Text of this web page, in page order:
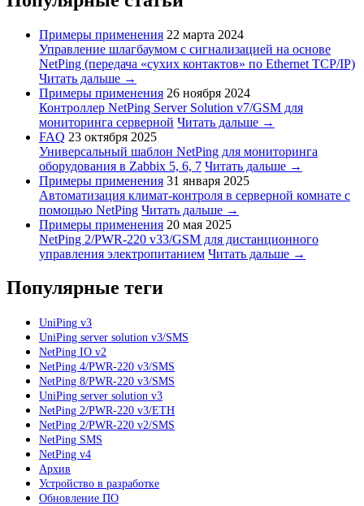
Примеры применения 22 марта 2024
Управление шлагбаумом с сигнализацией на основе
NetPing (передача «сухих контактов» по Ethernet TCP/IP)
Читать дальше →
Примеры применения 26 ноября 2024
Контроллер NetPing Server Solution v7/GSM для
мониторинга серверной Читать дальше →
FAQ 23 октября 2025
Универсальный шаблон NetPing для мониторинга
оборудования в Zabbix 5, 6, 7 Читать дальше →
Примеры применения 31 января 2025
Автоматизация климат-контроля в серверной комнате с
помощью NetPing Читать дальше →
Примеры применения 20 мая 2025
NetPing 2/PWR-220 v33/GSM для дистанционного
управления электропитанием Читать дальше →
Популярные теги
UniPing v3
UniPing server solution v3/SMS
NetPing IO v2
NetPing 4/PWR-220 v3/SMS
NetPing 8/PWR-220 v3/SMS
UniPing server solution v3
NetPing 2/PWR-220 v3/ETH
NetPing 2/PWR-220 v2/SMS
NetPing SMS
NetPing v4
Архив
Устройство в разработке
Обновление ПО